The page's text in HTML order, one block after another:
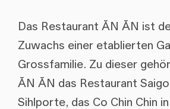
Das Restaurant ĂN ĂN ist
Zuwachs einer etablierten
Grossfamilie. Zu dieser
ĂN ĂN das Restaurant
Sihlporte, das Co Chin Chin